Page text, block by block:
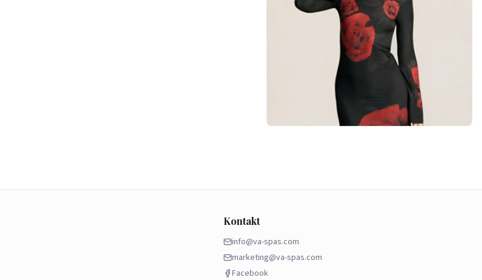
Kontakt
info@va-spas.com
marketing@va-spas.com
Facebook